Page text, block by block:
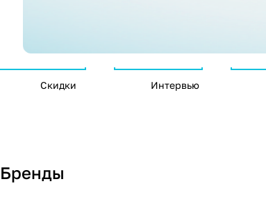
Скидки Интервью
Бренды